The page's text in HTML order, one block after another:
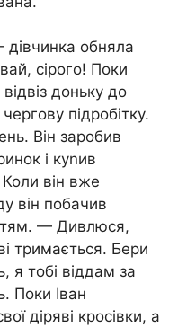
обняла
сірого! Поки
доньку до
підробітку.
Він заробив
і куnив
Коли він вже
він побачив
— Дивлюся,
тримається. Бери
я тобі віддам за
Поки Іван
діряві кросівки, а